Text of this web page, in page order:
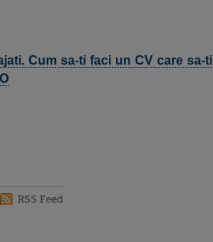
Cum sa-ti faci un CV care sa-ti
RSS Feed